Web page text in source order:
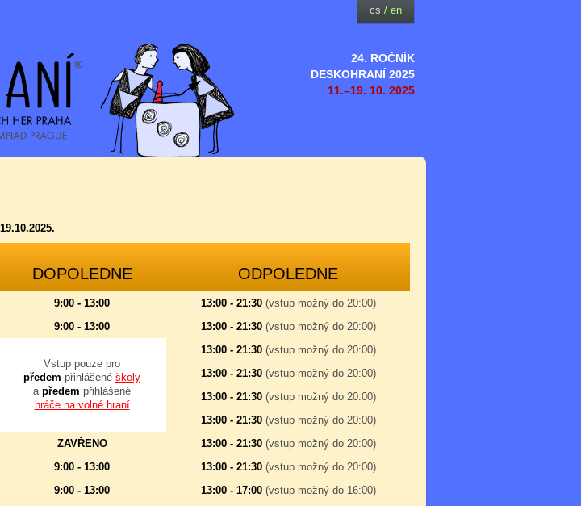
24. ROČNÍK
DESKOHRANÍ 2025
11.–19. 10. 2025
cs / en
DOPOLEDNE ODPOLEDNE
9:00 - 13:00 13:00 - 21:30 (vstup možný do 20:00)
9:00 - 13:00 13:00 - 21:30 (vstup možný do 20:00)
Vstup pouze pro
předem přihlášené školy
a předem přihlášené
hráče na volné hraní
13:00 - 21:30 (vstup možný do 20:00)
13:00 - 21:30 (vstup možný do 20:00)
13:00 - 21:30 (vstup možný do 20:00)
13:00 - 21:30 (vstup možný do 20:00)
ZAVŘENO 13:00 - 21:30 (vstup možný do 20:00)
9:00 - 13:00 13:00 - 21:30 (vstup možný do 20:00)
9:00 - 13:00 13:00 - 17:00 (vstup možný do 16:00)